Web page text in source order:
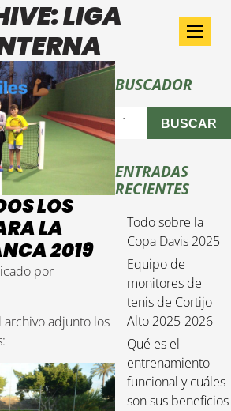
LIGA
LOS
LA
2019
por
adjunto los
BUSCADOR
BUSCAR
ENTRADAS
RECIENTES
Todo sobre la
Copa Davis 2025
Equipo de
monitores de
tenis de Cortijo
Alto 2025-2026
Qué es el
entrenamiento
funcional y cuáles
son sus beneficios